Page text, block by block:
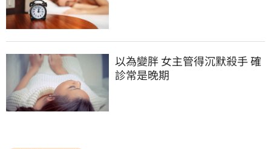
以為變胖 女主管得沉默殺手 確
診常是晚期